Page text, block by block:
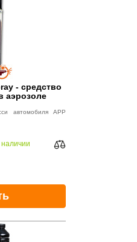
- средство
аэрозоле
автомобиля APP
наличии